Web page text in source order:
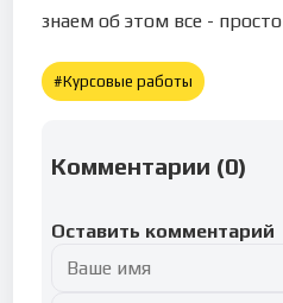
знаем об этом все - просто
#Курсовые работы
Комментарии (0)
Оставить комментарий